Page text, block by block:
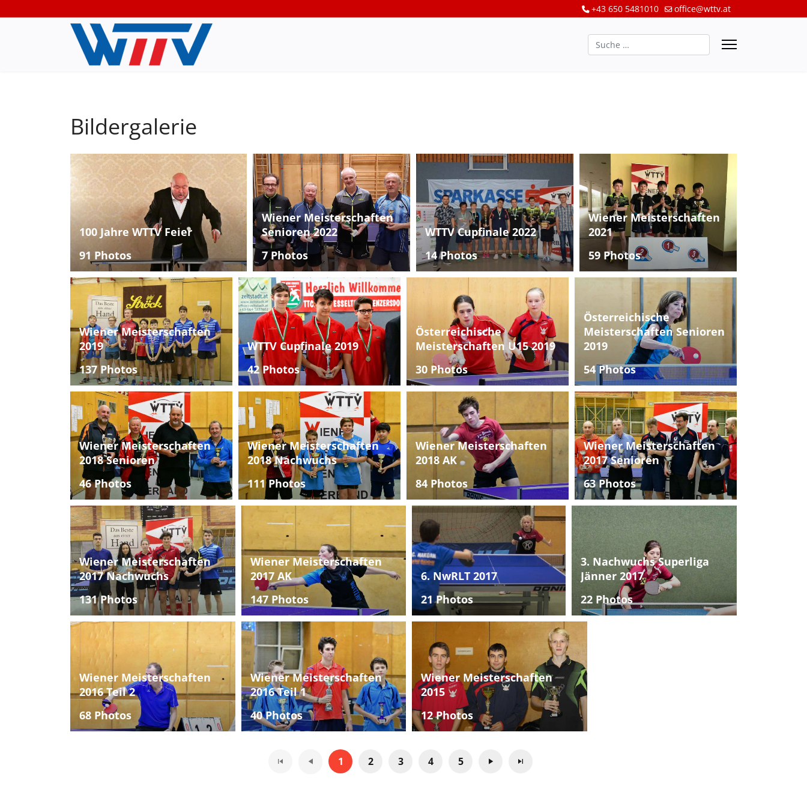
+43 650 5481010 office@wttv.at
Suchen
Bildergalerie
100 Jahre WTTV Feier
91 Photos
Wiener Meisterschaften
Senioren 2022
7 Photos
WTTV Cupfinale 2022
14 Photos
Wiener Meisterschaften
2021
59 Photos
Wiener Meisterschaften
2019
137 Photos
WTTV Cupfinale 2019
42 Photos
Österreichische
Meisterschaften U15 2019
30 Photos
Österreichische
Meisterschaften Senioren
2019
54 Photos
Wiener Meisterschaften
2018 Senioren
46 Photos
Wiener Meisterschaften
2018 Nachwuchs
111 Photos
Wiener Meisterschaften
2018 AK
84 Photos
Wiener Meisterschaften
2017 Senioren
63 Photos
Wiener Meisterschaften
2017 Nachwuchs
131 Photos
Wiener Meisterschaften
2017 AK
147 Photos
6. NwRLT 2017
21 Photos
3. Nachwuchs Superliga
Jänner 2017
22 Photos
Wiener Meisterschaften
2016 Teil 2
68 Photos
Wiener Meisterschaften
2016 Teil 1
40 Photos
Wiener Meisterschaften
2015
12 Photos
1 2 3 4 5